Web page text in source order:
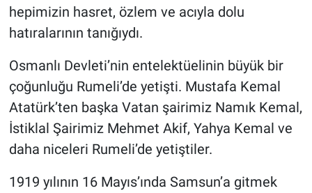
hepimizin hasret, özlem ve acıyla dolu
hatıralarının tanığıydı.
Osmanlı Devleti’nin entelektüelinin büyük bir
çoğunluğu Rumeli’de yetişti. Mustafa Kemal
Atatürk’ten başka Vatan şairimiz Namık Kemal,
İstiklal Şairimiz Mehmet Akif, Yahya Kemal ve
daha niceleri Rumeli’de yetiştiler.
1919 yılının 16 Mayıs’ında Samsun’a gitmek